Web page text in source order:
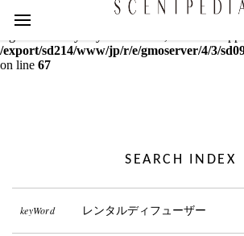
Warning
: mcrypt_decrypt(): Key of size 18
/export/sd214/www/jp/r/e/gmoserver/4/3/
on line 67
SEARCH INDEX
keyWord レンタルディフューザー